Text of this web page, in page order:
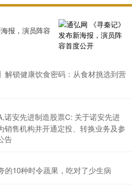
报，演员阵容
解锁健康饮食密码：从食材挑选到营
诺安先进制造股票C: 关于诺安先进
销售机构并开通定投、转换业务及参
告
的10种时令蔬果，吃对了少生病